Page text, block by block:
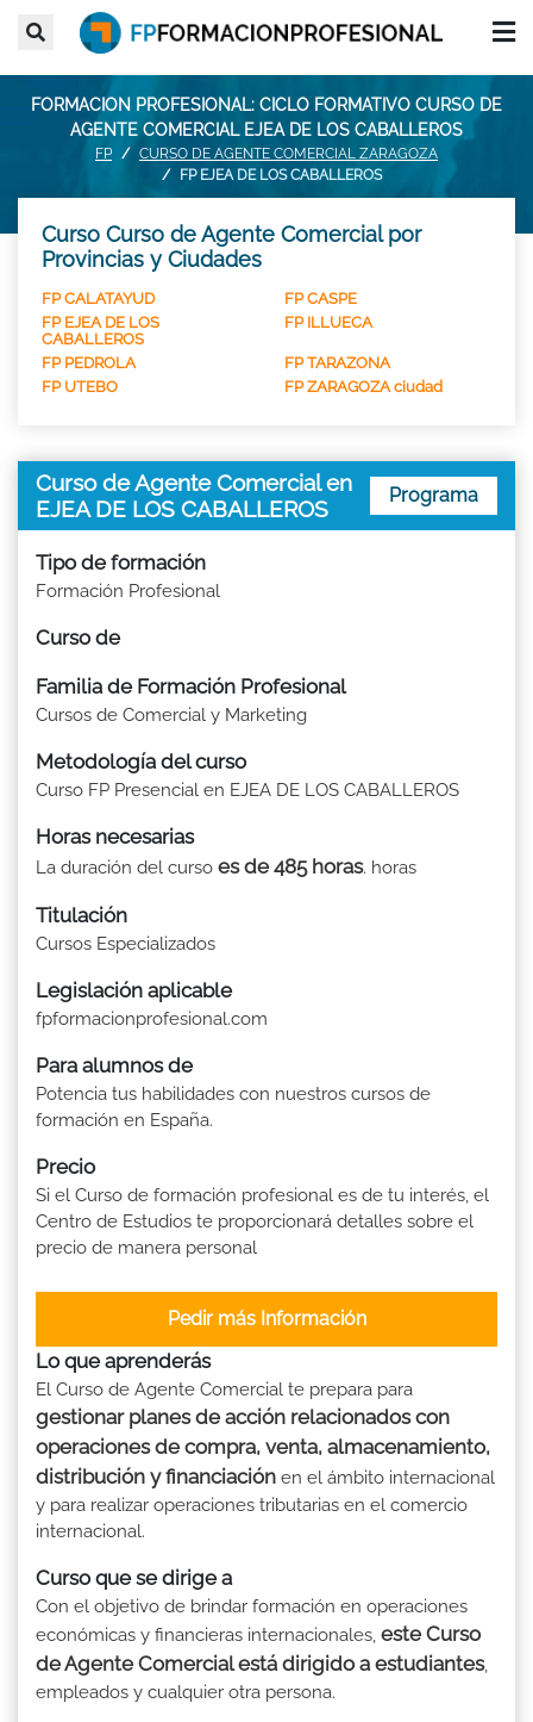
FORMACION PROFESIONAL: CICLO FORMATIVO CURSO DE
AGENTE COMERCIAL EJEA DE LOS CABALLEROS
FP
CURSO DE AGENTE COMERCIAL ZARAGOZA
FP EJEA DE LOS CABALLEROS
Curso Curso de Agente Comercial por
Provincias y Ciudades
FP CALATAYUD
FP CASPE
FP EJEA DE LOS
CABALLEROS
FP ILLUECA
FP PEDROLA
FP TARAZONA
FP UTEBO
FP ZARAGOZA ciudad
Curso de Agente Comercial en
EJEA DE LOS CABALLEROS
Programa
Tipo de formación
Formación Profesional
Curso de
Familia de Formación Profesional
Cursos de Comercial y Marketing
Metodología del curso
Curso FP Presencial en EJEA DE LOS CABALLEROS
Horas necesarias
La duración del curso es de 485 horas. horas
Titulación
Cursos Especializados
Legislación aplicable
fpformacionprofesional.com
Para alumnos de
Potencia tus habilidades con nuestros cursos de
formación en España.
Precio
Si el Curso de formación profesional es de tu interés, el
Centro de Estudios te proporcionará detalles sobre el
precio de manera personal
Pedir más Información
Lo que aprenderás
El Curso de Agente Comercial te prepara para
gestionar planes de acción relacionados con
operaciones de compra, venta, almacenamiento,
distribución y financiación en el ámbito internacional
y para realizar operaciones tributarias en el comercio
internacional.
Curso que se dirige a
Con el objetivo de brindar formación en operaciones
económicas y financieras internacionales, este Curso
de Agente Comercial está dirigido a estudiantes,
empleados y cualquier otra persona.